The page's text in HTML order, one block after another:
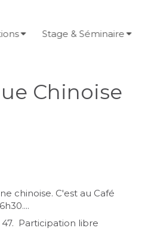
Stage & Séminaire
Chinoise
chinoise. C'est au Café
....
Participation libre